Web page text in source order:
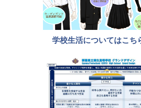
学校生活についてはこち